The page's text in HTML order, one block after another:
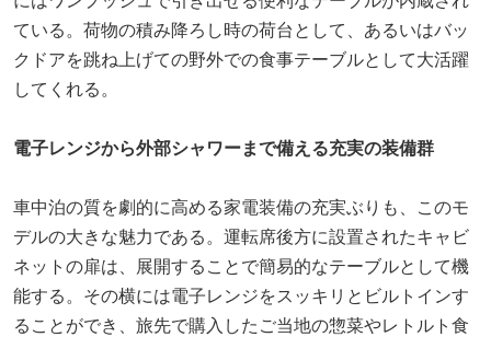
ている。荷物の積み降ろし時の荷台として、あるいはバッ
クドアを跳ね上げての野外での食事テーブルとして大活躍
してくれる。
電子レンジから外部シャワーまで備える充実の装備群
車中泊の質を劇的に高める家電装備の充実ぶりも、このモ
デルの大きな魅力である。運転席後方に設置されたキャビ
ネットの扉は、展開することで簡易的なテーブルとして機
能する。その横には電子レンジをスッキリとビルトインす
ることができ、旅先で購入したご当地の惣菜やレトルト食